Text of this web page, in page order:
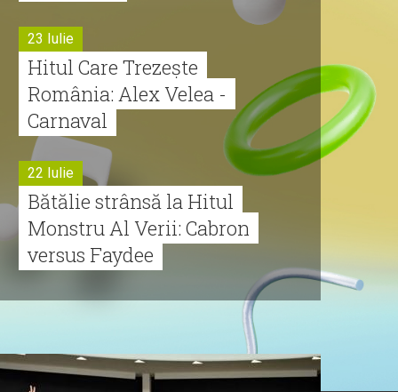
23 Iulie
Hitul Care Trezește
România: Alex Velea -
Carnaval
22 Iulie
Bătălie strânsă la Hitul
Monstru Al Verii: Cabron
versus Faydee
Cabron vine cu Hitul